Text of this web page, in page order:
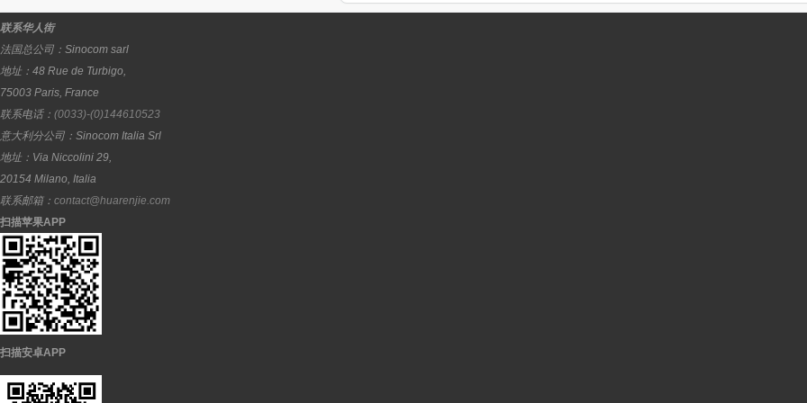
联系华人街
法国总公司： Sinocom sarl
地址： 48 Rue de Turbigo,
75003 Paris, France
联系电话： (0033)-(0)144610523
意大利分公司： Sinocom Italia Srl
地址： Via Niccolini 29,
20154 Milano, Italia
联系邮箱： contact@huarenjie.com
扫描苹果APP
扫描安卓APP